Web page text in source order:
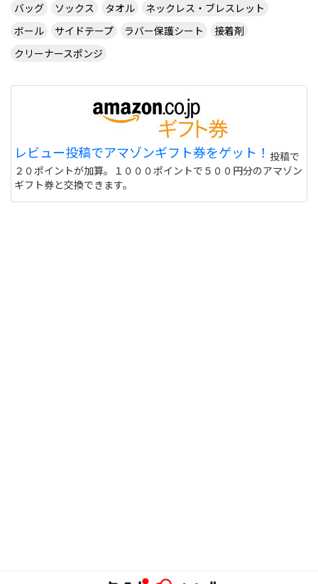
バッグ
ソックス タオル
ネックレス・ブレスレット
ボール
サイドテープ ラバー保護シート
接着剤
クリーナースポンジ
レビュー投稿でアマゾンギフト券をゲット！ 投稿で
２０ポイントが加算。１０００ポイントで５００円分のアマゾン
ギフト券と交換できます。